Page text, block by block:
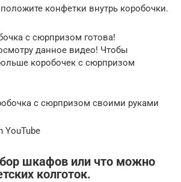
конфетки внутрь коробочки.
с сюрпризом готова!
данное видео! Чтобы
коробочек с сюрпризом
с сюрпризом своими руками
YouTube
шкафов или что можно
колготок.